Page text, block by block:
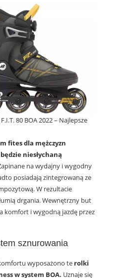
80 BOA 2022 – Najlepsze
fites dla mężczyzn
niesłychaną
na wydajny i wygodny
posiadają zintegrowaną ze
W rezultacie
drgania. Wewnętrzny but
komfort i wygodną jazdę przez
sznurowania
wyposażono te rolki
w system BOA. Uznaje się